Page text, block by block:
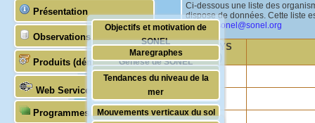
Présentation
Objectifs et motivation de
SONEL
Genèse de SONEL
Partenaires scientifiques &
techniques
Observations
Maregraphes
GNSS
Stabilité des zéros
DORIS
Produits (démonstratifs)
Tendances du niveau de la
mer
Mouvements verticaux du sol
Web Services
Programmes (GLOSS)
Ci-dessous une liste des
dispose de données. Cette liste
E-mail :
sonel@sonel.org
PAYS
(57)